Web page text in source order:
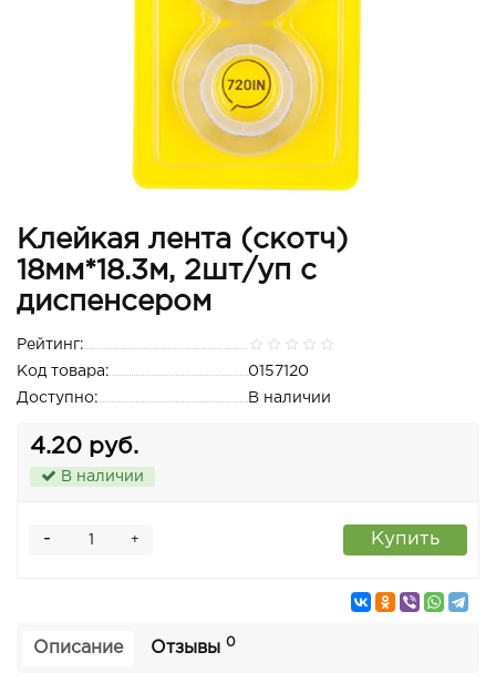
Клейкая лента (скотч)
18мм*18.3м, 2шт/уп с
диспенсером
Рейтинг:
Код товара:
0157120
Доступно:
В наличии
4.20 руб.
В наличии
+
- Купить
Описание Отзывы 0